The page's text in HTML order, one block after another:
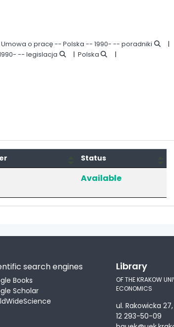
Umowa o pracę -- Polska -- 1990- -- poradniki
-- legislacja
Polska
Status
Available
search engines
Books
Scholar
Library
OF THE KRAKOW
ECONOMICS
ul. Rakowicka
12 293-50-09